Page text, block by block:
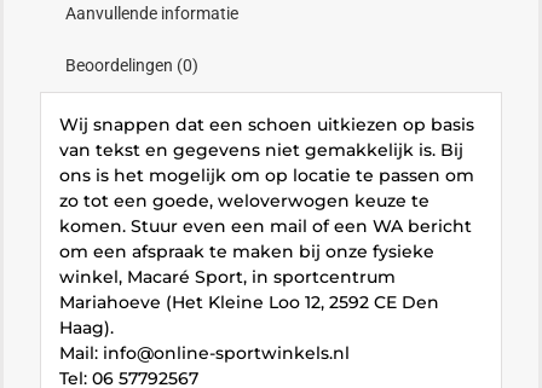
Aanvullende informatie
Beoordelingen (0)
Wij snappen dat een schoen uitkiezen op basis
van tekst en gegevens niet gemakkelijk is. Bij
ons is het mogelijk om op locatie te passen om
zo tot een goede, weloverwogen keuze te
komen. Stuur even een mail of een WA bericht
om een afspraak te maken bij onze fysieke
winkel, Macaré Sport, in sportcentrum
Mariahoeve (Het Kleine Loo 12, 2592 CE Den
Haag).
Mail: info@online-sportwinkels.nl
Tel: 06 57792567